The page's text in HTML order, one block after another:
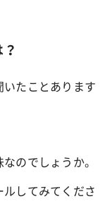
たことあります
のでしょうか。
してみてくださ